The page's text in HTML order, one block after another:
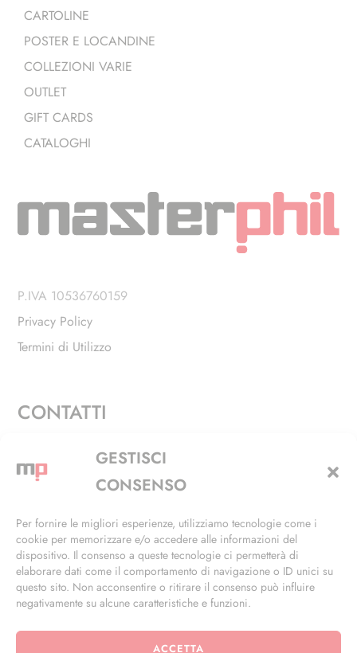
GESTISCI
CONSENSO
Per fornire le migliori esperienze, utilizziamo tecnologie come i
cookie per memorizzare e/o accedere alle informazioni del
dispositivo. Il consenso a queste tecnologie ci permetterà di
elaborare dati come il comportamento di navigazione o ID unici su
questo sito. Non acconsentire o ritirare il consenso può influire
negativamente su alcune caratteristiche e funzioni.
ACCETTA
CARTOLINE
POSTER E LOCANDINE
COLLEZIONI VARIE
OUTLET
GIFT CARDS
CATALOGHI
P.IVA 10536760159
Privacy Policy
Termini di Utilizzo
CONTATTI
Via Alfieri, 27 - Trezzano Sul Naviglio (MI)
+39 02 4846 3155
info@masterphil.it